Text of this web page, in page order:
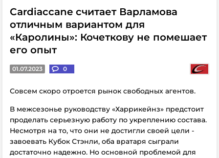
Cardiaccane считает Варламова
отличным вариантом для
«Каролины»: Кочеткову не помешает
его опыт
01.07.2023 0
Совсем скоро отроется рынок свободных агентов.
В межсезонье руководству «Харрикейнз» предстоит
проделать серьезную работу по укреплению состава.
Несмотря на то, что они не достигли своей цели -
завоевать Кубок Стэнли, оба вратаря сыграли
достаточно надежно. Но основной проблемой для